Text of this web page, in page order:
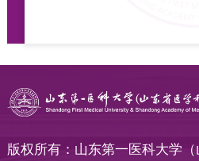
版权所有：山东第一医科大学（